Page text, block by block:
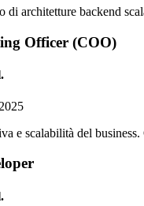
di architetture backend
Officer (COO)
e scalabilità del